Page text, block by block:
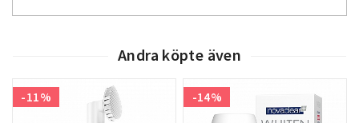
Andra köpte även
-11% -14%